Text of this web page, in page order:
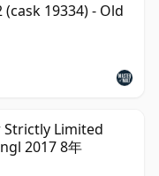
19334) - Old
Limited
2017 8年